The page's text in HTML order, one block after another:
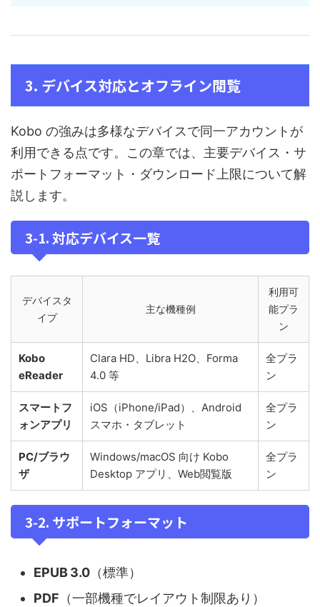
3. デバイス対応とオフライン閲覧
Kobo の強みは多様なデバイスで同一アカウントが
利用できる点です。この章では、主要デバイス・サ
ポートフォーマット・ダウンロード上限について解
説します。
3‑1. 対応デバイス一覧
デバイスタ
イプ
主な機種例
利用可
能プラ
ン
Kobo
eReader
Clara HD、Libra H2O、Forma
4.0 等
全プラ
ン
スマートフ
ォンアプリ
iOS（iPhone/iPad）、Android
スマホ・タブレット
全プラ
ン
PC/ブラウ
ザ
Windows/macOS 向け Kobo
Desktop アプリ、Web閲覧版
全プラ
ン
3‑2. サポートフォーマット
EPUB 3.0 （標準）
PDF （一部機種でレイアウト制限あり）